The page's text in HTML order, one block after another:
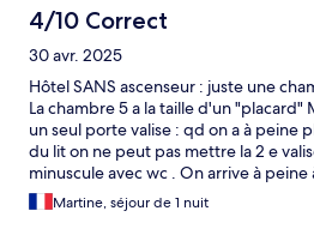
4/10 Correct
30 avr. 2025
Hôtel SANS ascenseur : juste une
La chambre 5 a la taille d'un "placard"
un seul porte valise : qd on a à peine
du lit on ne peut pas mettre la 2 e
minuscule avec wc . On arrive à
la taille d'un timbre poste et jardin au
incessant Et enfin : bien trop cher
Martine, séjour de 1 nuit